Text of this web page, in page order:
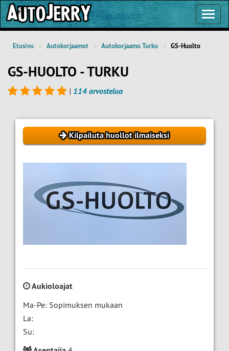
Etusivu Autokorjaamot Autokorjaamo Turku GS-Huolto
GS-HUOLTO - TURKU
| 114 arvostelua
Kilpailuta huollot ilmaiseksi
Aukioloajat
Ma-Pe: Sopimuksen mukaan
La:
Su: